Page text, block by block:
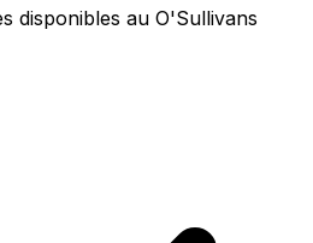
disponibles au O'Sullivans